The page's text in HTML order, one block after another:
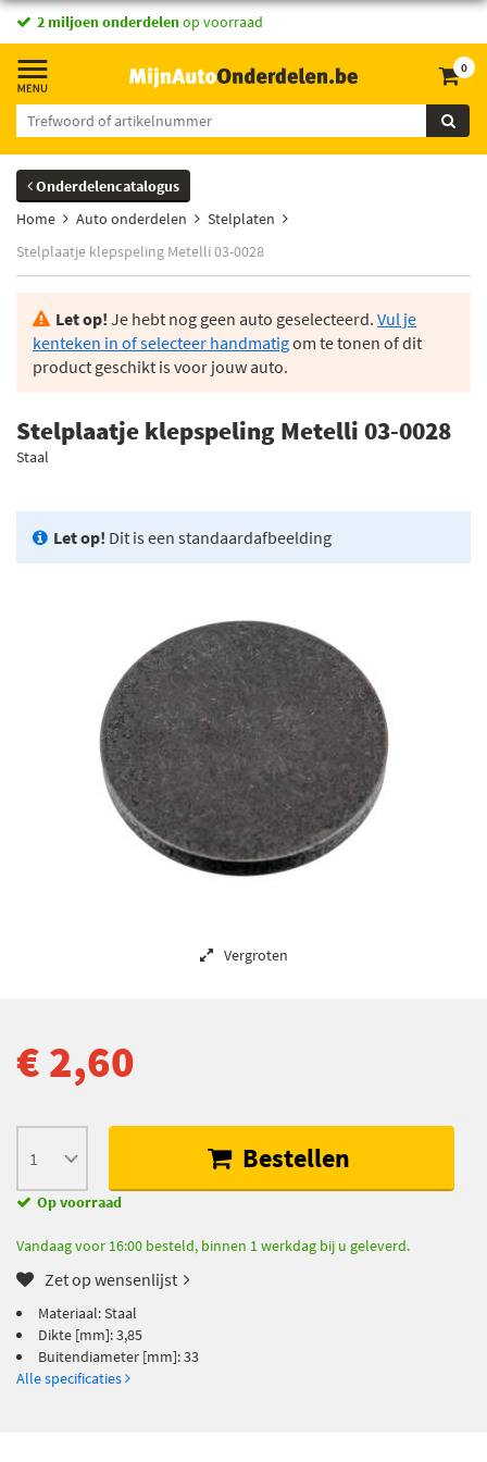
2 miljoen onderdelenop voorraad
0
Onderdelencatalogus
Home
Auto onderdelen
Stelplaten
Stelplaatje klepspeling Metelli 03-0028
Let op! Je hebt nog geen auto geselecteerd. Vul je
kenteken in of selecteer handmatigom te tonen of dit
product geschikt is voor jouw auto.
Stelplaatje klepspeling Metelli 03-0028
Staal
Let op! Dit is een standaardafbeelding
Vergroten
€ 2,60
Bestellen
Op voorraad
Vandaag voor 16:00 besteld, binnen 1 werkdag bij u geleverd.
Zet op wensenlijst
Materiaal: Staal
Dikte [mm]: 3,85
Buitendiameter [mm]: 33
Alle specificaties